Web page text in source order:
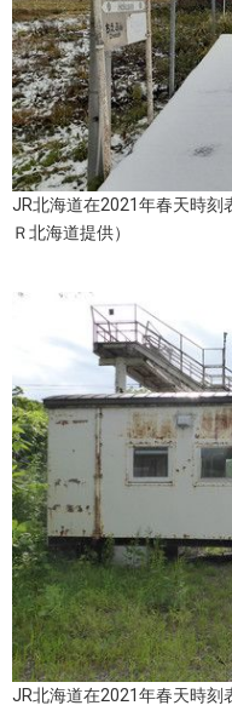
運動
娛樂
教育
家庭
醫療健康
語言
東京
編輯部通知
JR北海道在2021年春天時刻
Ｒ北海道提供）
JR北海道在2021年春天時刻